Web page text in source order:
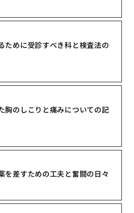
ために受診すべき科と検査法の
胸のしこりと痛みについての記
を差すための工夫と奮闘の日々